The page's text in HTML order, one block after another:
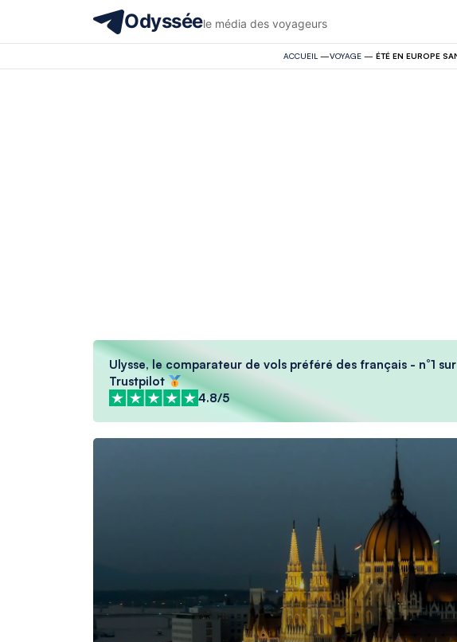
Odysséele média des voyageurs
ACCUEIL —VOYAGE—
Ulysse, le comparateur de vols préféré des français - n°1 sur
Trustpilot
4.8/5